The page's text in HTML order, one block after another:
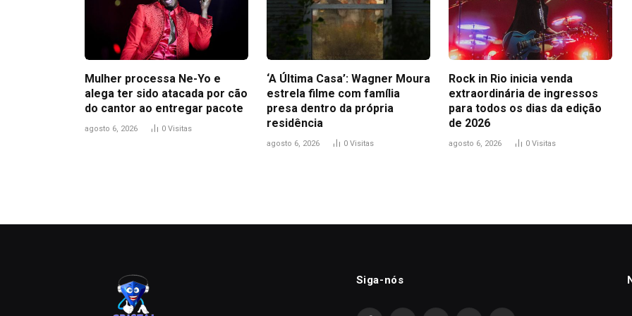
Mulher processa Ne-Yo e
alega ter sido atacada por cão
do cantor ao entregar pacote
agosto 6, 2026 0 Visitas
‘A Última Casa’: Wagner Moura
estrela filme com família
presa dentro da própria
residência
agosto 6, 2026 0 Visitas
Rock in Rio inicia venda
extraordinária de ingressos
para todos os dias da edição
de 2026
agosto 6, 2026 0 Visitas
Siga-nós